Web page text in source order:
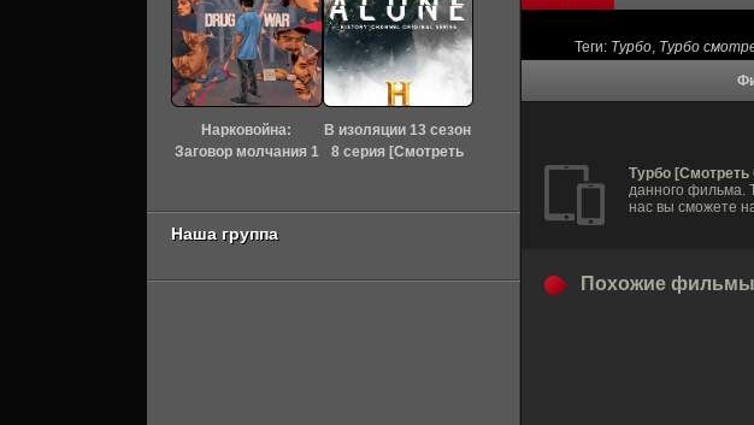
Теги: Турбо Турбо
Турбо
данного фильма.
нас вы сможете
Похожие
Нарковойна:
Заговор молчания 1
В изоляции 13 сезон
8 серия [Смотреть
Наша группа